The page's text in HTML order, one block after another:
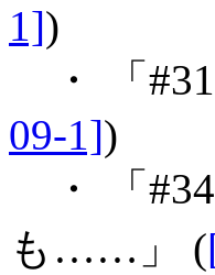
1])
・ 「
09-1])
・ 「
も……」 (